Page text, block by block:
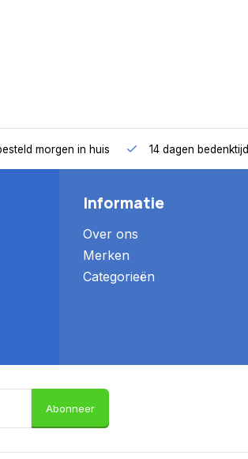
morgen in huis 14 dagen bedenktijd
Informatie
Over ons
Merken
Categorieën
Abonneer